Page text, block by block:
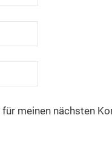
meinen nächsten